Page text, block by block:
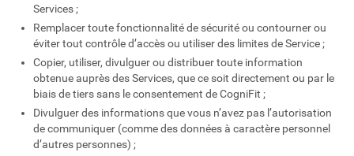
Services ;
Remplacer toute fonctionnalité de sécurité ou contourner ou
éviter tout contrôle d’accès ou utiliser des limites de Service ;
Copier, utiliser, divulguer ou distribuer toute information
obtenue auprès des Services, que ce soit directement ou par le
biais de tiers sans le consentement de CogniFit ;
Divulguer des informations que vous n’avez pas l’autorisation
de communiquer (comme des données à caractère personnel
d’autres personnes) ;